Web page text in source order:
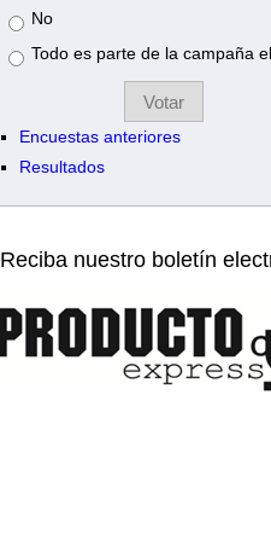
No
Todo es parte de la campaña
Encuestas anteriores
Resultados
Reciba nuestro boletín